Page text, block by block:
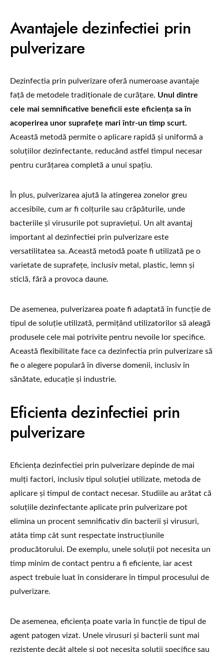
Avantajele dezinfectiei prin
pulverizare
Dezinfectia prin pulverizare oferă numeroase avantaje
față de metodele tradiționale de curățare. Unul dintre
cele mai semnificative beneficii este eficiența sa în
acoperirea unor suprafețe mari într-un timp scurt.
Această metodă permite o aplicare rapidă și uniformă a
soluțiilor dezinfectante, reducând astfel timpul necesar
pentru curățarea completă a unui spațiu.
În plus, pulverizarea ajută la atingerea zonelor greu
accesibile, cum ar fi colțurile sau crăpăturile, unde
bacteriile și virusurile pot supraviețui. Un alt avantaj
important al dezinfectiei prin pulverizare este
versatilitatea sa. Această metodă poate fi utilizată pe o
varietate de suprafețe, inclusiv metal, plastic, lemn și
sticlă, fără a provoca daune.
De asemenea, pulverizarea poate fi adaptată în funcție de
tipul de soluție utilizată, permițând utilizatorilor să aleagă
produsele cele mai potrivite pentru nevoile lor specifice.
Această flexibilitate face ca dezinfectia prin pulverizare să
fie o alegere populară în diverse domenii, inclusiv în
sănătate, educație și industrie.
Eficienta dezinfectiei prin
pulverizare
Eficiența dezinfectiei prin pulverizare depinde de mai
mulți factori, inclusiv tipul soluției utilizate, metoda de
aplicare și timpul de contact necesar. Studiile au arătat că
soluțiile dezinfectante aplicate prin pulverizare pot
elimina un procent semnificativ din bacterii și virusuri,
atâta timp cât sunt respectate instrucțiunile
producătorului. De exemplu, unele soluții pot necesita un
timp minim de contact pentru a fi eficiente, iar acest
aspect trebuie luat în considerare în timpul procesului de
pulverizare.
De asemenea, eficiența poate varia în funcție de tipul de
agent patogen vizat. Unele virusuri și bacterii sunt mai
rezistente decât altele și pot necesita soluții specifice sau